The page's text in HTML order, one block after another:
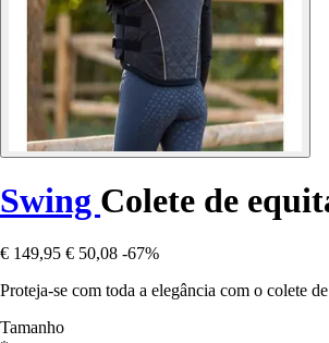
Swing Colete de
€ 149,95 € 50,08 -67%
Proteja-se com toda a elegância com o colete
Tamanho